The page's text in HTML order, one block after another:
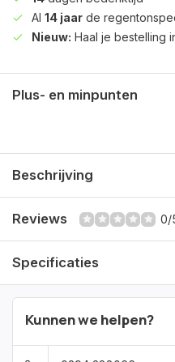
Al 14 jaar de
Nieuw: Haal je bestelling
Plus- en minpunten
Beschrijving
Reviews 0/
Specificaties
Kunnen we helpen?